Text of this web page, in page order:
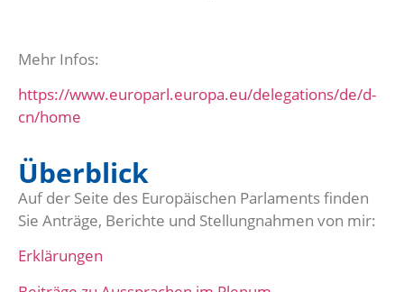
Mehr Infos:
https://www.europarl.europa.eu/delegations/de/d-
cn/home
Überblick
Auf der Seite des Europäischen Parlaments finden
Sie Anträge, Berichte und Stellungnahmen von mir:
Erklärungen